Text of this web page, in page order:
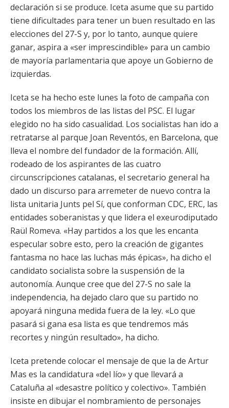
declaración si se produce. Iceta asume que su partido
tiene dificultades para tener un buen resultado en las
elecciones del 27-S y, por lo tanto, aunque quiere
ganar, aspira a «ser imprescindible» para un cambio
de mayoría parlamentaria que apoye un Gobierno de
izquierdas.
Iceta se ha hecho este lunes la foto de campaña con
todos los miembros de las listas del PSC. El lugar
elegido no ha sido casualidad. Los socialistas han ido a
retratarse al parque Joan Reventós, en Barcelona, que
lleva el nombre del fundador de la formación. Allí,
rodeado de los aspirantes de las cuatro
circunscripciones catalanas, el secretario general ha
dado un discurso para arremeter de nuevo contra la
lista unitaria Junts pel Sí, que conforman CDC, ERC, las
entidades soberanistas y que lidera el exeurodiputado
Raül Romeva. «Hay partidos a los que les encanta
especular sobre esto, pero la creación de gigantes
fantasma no hace las luchas más épicas», ha dicho el
candidato socialista sobre la suspensión de la
autonomía. Aunque cree que del 27-S no sale la
independencia, ha dejado claro que su partido no
apoyará ninguna medida fuera de la ley. «Lo que
pasará si gana esa lista es que tendremos más
recortes y ningún resultado», ha dicho.
Iceta pretende colocar el mensaje de que la de Artur
Mas es la candidatura «del lío» y que llevará a
Cataluña al «desastre político y colectivo». También
insiste en dibujar el nombramiento de personajes